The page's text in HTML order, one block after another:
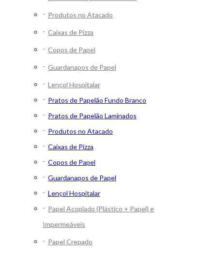
Produtos no Atacado
Caixas de Pizza
Copos de Papel
Guardanapos de Papel
Lençol Hospitalar
Pratos de Papelão Fundo Branco
Pratos de Papelão Laminados
Produtos no Atacado
Caixas de Pizza
Copos de Papel
Guardanapos de Papel
Lençol Hospitalar
Papel Acoplado (Plástico + Papel) e
Impermeáveis
Papel Crepado